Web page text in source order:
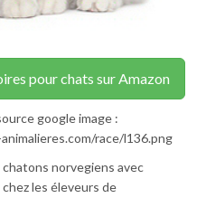
pour chats sur Amazon
google image :
race/l136.png
norvegiens avec
les éleveurs de